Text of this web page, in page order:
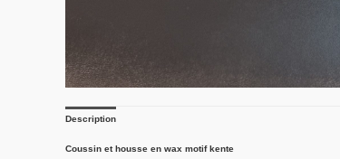
Description
Coussin et housse en wax motif kente